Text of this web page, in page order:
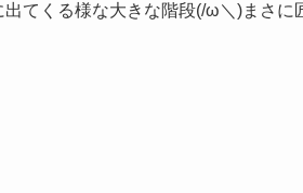
てくる様な大きな階段(/ω＼)まさに